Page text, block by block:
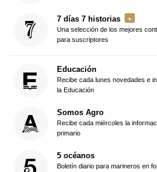
7 días 7 historias
Una selección de los mejores
para suscriptores
Educación
Recibe cada lunes novedades e
la Educación
Somos Agro
Recibe cada miércoles la
primario
5 océanos
Boletín diario para marineros en